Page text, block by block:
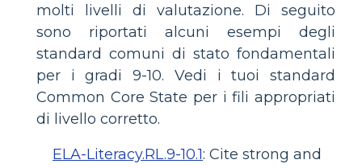
molti livelli di valutazione. Di seguito
sono riportati alcuni esempi degli
standard comuni di stato fondamentali
per i gradi 9-10. Vedi i tuoi standard
Common Core State per i fili appropriati
di livello corretto.
ELA-Literacy.RL.9-10.1: Cite strong and